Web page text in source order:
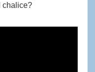
chalice?